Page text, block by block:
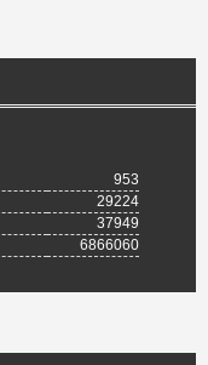
953
29224
37949
6866060